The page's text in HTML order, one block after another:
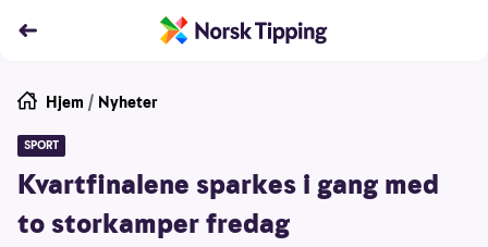
Hjem / Nyheter
SPORT
Kvartfinalene sparkes i gang med
to storkamper fredag